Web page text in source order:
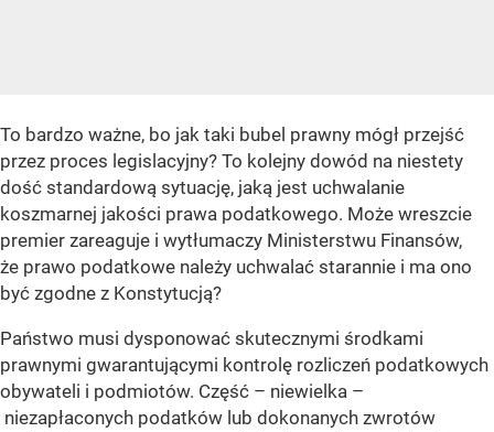
To bardzo ważne, bo jak taki bubel prawny mógł przejść
przez proces legislacyjny? To kolejny dowód na niestety
dość standardową sytuację, jaką jest uchwalanie
koszmarnej jakości prawa podatkowego. Może wreszcie
premier zareaguje i wytłumaczy Ministerstwu Finansów,
że prawo podatkowe należy uchwalać starannie i ma ono
być zgodne z Konstytucją?
Państwo musi dysponować skutecznymi środkami
prawnymi gwarantującymi kontrolę rozliczeń podatkowych
obywateli i podmiotów. Część – niewielka –
niezapłaconych podatków lub dokonanych zwrotów